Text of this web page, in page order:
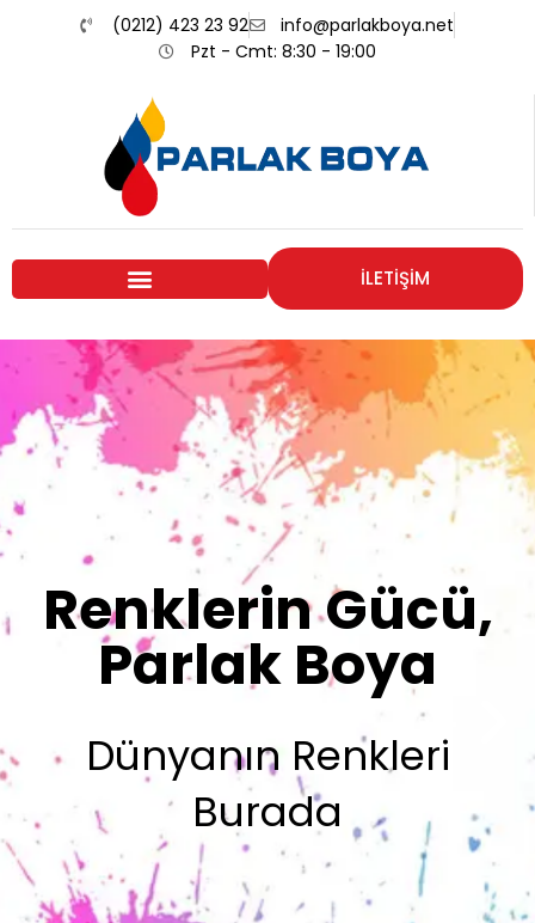
(0212) 423 23 92
info@parlakboya.net
Pzt - Cmt: 8:30 - 19:00
İLETİŞİM
Renklerimiz
Sizin İmzanız
Olsun